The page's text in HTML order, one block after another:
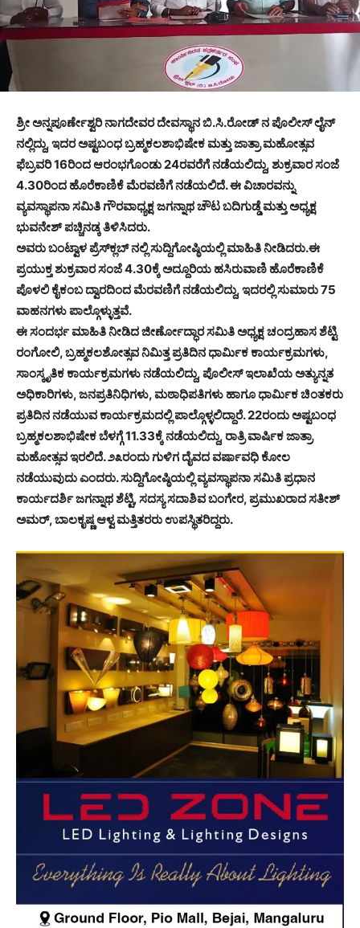
ಶ್ರೀ ಅನ್ನಪೂರ್ಣೇಶ್ವರಿ ನಾಗದೇವರ ದೇವಸ್ಥಾನ ಬಿ.ಸಿ.ರೋಡ್ ನ ಪೊಲೀಸ್ ಲೈನ್
ನಲ್ಲಿದ್ದು, ಇದರ ಅಷ್ಟಬಂಧ ಬ್ರಹ್ಮಕಲಶಾಭಿಷೇಕ ಮತ್ತು ಜಾತ್ರಾ ಮಹೋತ್ಸವ
ಫೆಬ್ರವರಿ 16ರಿಂದ ಆರಂಭಗೊಂಡು 24ರವರೆಗೆ ನಡೆಯಲಿದ್ದು, ಶುಕ್ರವಾರ ಸಂಜೆ
4.30ರಿಂದ ಹೊರೆಕಾಣಿಕೆ ಮೆರವಣಿಗೆ ನಡೆಯಲಿದೆ. ಈ ವಿಚಾರವನ್ನು
ವ್ಯವಸ್ಥಾಪನಾ ಸಮಿತಿ ಗೌರವಾಧ್ಯಕ್ಷ ಜಗನ್ನಾಥ ಚೌಟ ಬದಿಗುಡ್ಡೆ ಮತ್ತು ಅಧ್ಯಕ್ಷ
ಭುವನೇಶ್ ಪಚ್ಚಿನಡ್ಕ ತಿಳಿಸಿದರು.
ಅವರು ಬಂಟ್ವಾಳ ಪ್ರೆಸ್‌ಕ್ಲಬ್ ನಲ್ಲಿ ಸುದ್ದಿಗೋಷ್ಠಿಯಲ್ಲಿ ಮಾಹಿತಿ ನೀಡಿದರು.ಈ
ಪ್ರಯುಕ್ತ ಶುಕ್ರವಾರ ಸಂಜೆ 4.30ಕ್ಕೆ ಅದ್ದೂರಿಯ ಹಸಿರುವಾಣಿ ಹೊರೆಕಾಣಿಕೆ
ಪೊಳಲಿ ಕೈಕಂಬ ದ್ವಾರದಿಂದ ಮೆರವಣಿಗೆ ನಡೆಯಲಿದ್ದು, ಇದರಲ್ಲಿ ಸುಮಾರು 75
ವಾಹನಗಳು ಪಾಲ್ಗೊಳ್ಳುತ್ತವೆ.
ಈ ಸಂದರ್ಭ ಮಾಹಿತಿ ನೀಡಿದ ಜೀರ್ಣೋದ್ಧಾರ ಸಮಿತಿ ಅಧ್ಯಕ್ಷ ಚಂದ್ರಹಾಸ ಶೆಟ್ಟಿ
ರಂಗೋಲಿ, ಬ್ರಹ್ಮಕಲಶೋತ್ಸವ ನಿಮಿತ್ತ ಪ್ರತಿದಿನ ಧಾರ್ಮಿಕ ಕಾರ್ಯಕ್ರಮಗಳು,
ಸಾಂಸ್ಕೃತಿಕ ಕಾರ್ಯಕ್ರಮಗಳು ನಡೆಯಲಿದ್ದು, ಪೊಲೀಸ್ ಇಲಾಖೆಯ ಅತ್ಯುನ್ನತ
ಅಧಿಕಾರಿಗಳು, ಜನಪ್ರತಿನಿಧಿಗಳು, ಮಠಾಧಿಪತಿಗಳು ಹಾಗೂ ಧಾರ್ಮಿಕ ಚಿಂತಕರು
ಪ್ರತಿದಿನ ನಡೆಯುವ ಕಾರ್ಯಕ್ರಮದಲ್ಲಿ ಪಾಲ್ಗೊಳ್ಳಲಿದ್ದಾರೆ. 22ರಂದು ಅಷ್ಟಬಂಧ
ಬ್ರಹ್ಮಕಲಶಾಭಿಷೇಕ ಬೆಳಗ್ಗೆ 11.33ಕ್ಕೆ ನಡೆಯಲಿದ್ದು, ರಾತ್ರಿ ವಾರ್ಷಿಕ ಜಾತ್ರಾ
ಮಹೋತ್ಸವ ಇರಲಿದೆ. ೨೩ರಂದು ಗುಳಿಗ ದೈವದ ವರ್ಷಾವಧಿ ಕೋಲ
ನಡೆಯುವುದು ಎಂದರು. ಸುದ್ದಿಗೋಷ್ಠಿಯಲ್ಲಿ ವ್ಯವಸ್ಥಾಪನಾ ಸಮಿತಿ ಪ್ರಧಾನ
ಕಾರ್ಯದರ್ಶಿ ಜಗನ್ನಾಥ ಶೆಟ್ಟಿ, ಸದಸ್ಯ ಸದಾಶಿವ ಬಂಗೇರ, ಪ್ರಮುಖರಾದ ಸತೀಶ್
ಅಮರ್, ಬಾಲಕೃಷ್ಣ ಆಳ್ವ ಮತ್ತಿತರರು ಉಪಸ್ಥಿತರಿದ್ದರು.